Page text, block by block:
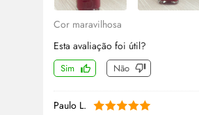
Cor maravilhosa
Esta avaliação foi útil?
Sim Não
Paulo L.